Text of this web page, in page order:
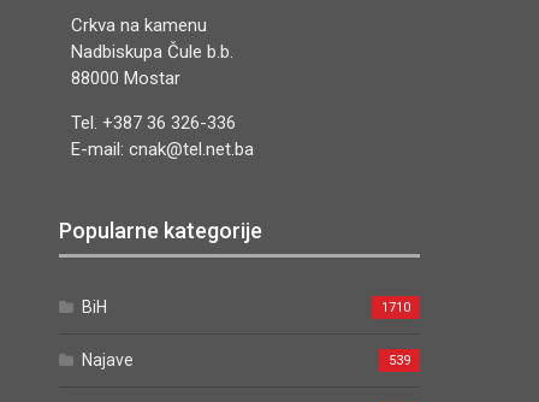
Crkva na kamenu
Nadbiskupa Čule b.b.
88000 Mostar
Tel. +387 36 326-336
E-mail: cnak@tel.net.ba
Popularne kategorije
BiH 1710
Najave 539